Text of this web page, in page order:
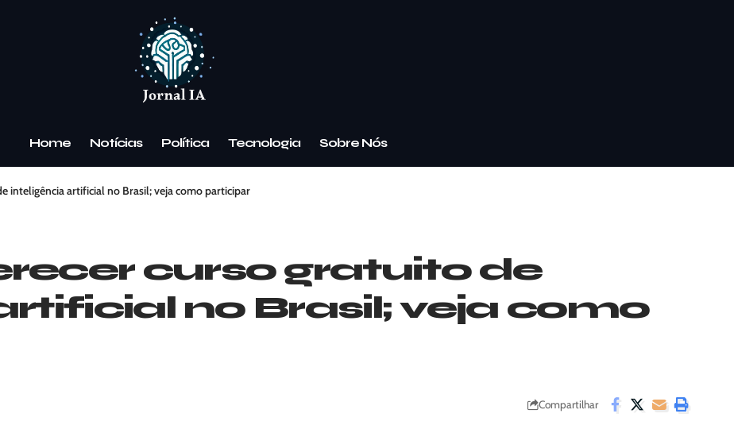
Home Notícias Política Tecnologia Sobre Nós
inteligência artificial no Brasil; veja como participar
curso gratuito de
no Brasil; veja como
Compartilhar